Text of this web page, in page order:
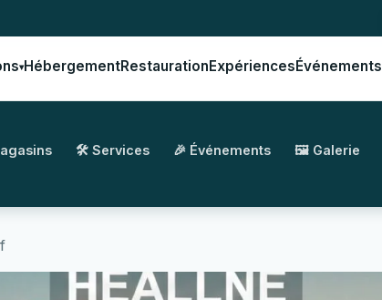
▾HébergementRestaurationExpériencesÉvénements
🛠️ Services 🎉 Événements 🖼️ Galerie